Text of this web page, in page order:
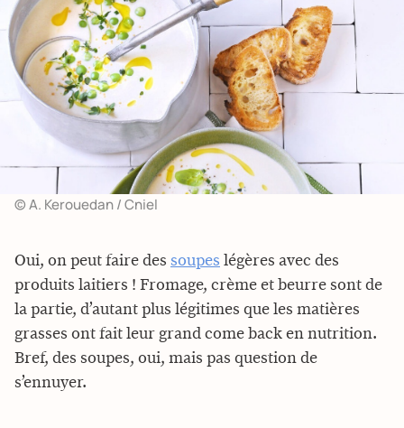
© A. Kerouedan / Cniel
Oui, on peut faire des soupes légères avec des
produits laitiers ! Fromage, crème et beurre sont de
la partie, d’autant plus légitimes que les matières
grasses ont fait leur grand come back en nutrition.
Bref, des soupes, oui, mais pas question de
s’ennuyer.